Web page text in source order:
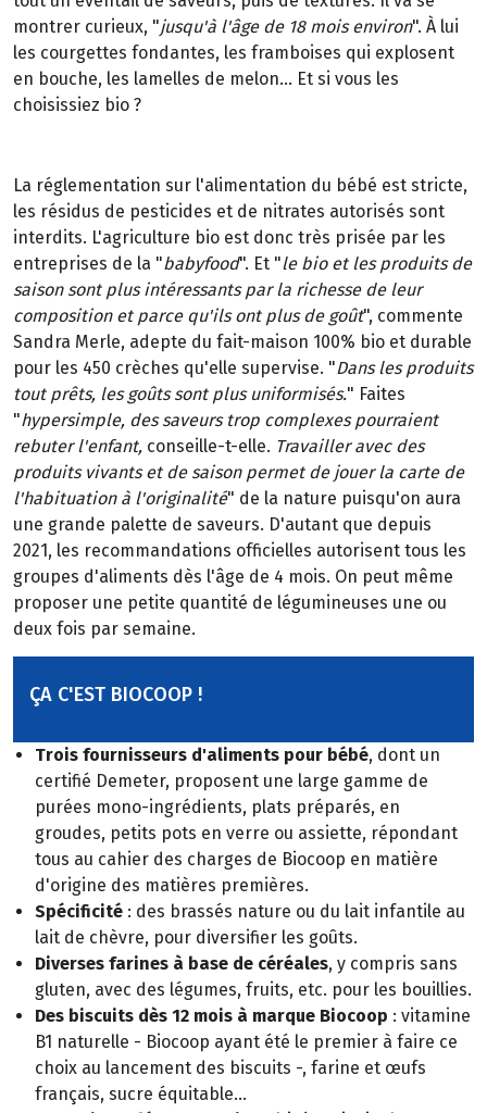
montrer curieux, "jusqu'à l'âge de 18 mois environ". À lui
les courgettes fondantes, les framboises qui explosent
en bouche, les lamelles de melon... Et si vous les
choisissiez bio ?
La réglementation sur l'alimentation du bébé est stricte,
les résidus de pesticides et de nitrates autorisés sont
interdits. L'agriculture bio est donc très prisée par les
entreprises de la "babyfood". Et "le bio et les produits de
saison sont plus intéressants par la richesse de leur
composition et parce qu'ils ont plus de goût", commente
Sandra Merle, adepte du fait-maison 100% bio et durable
pour les 450 crèches qu'elle supervise. "Dans les produits
tout prêts, les goûts sont plus uniformisés." Faites
"hypersimple, des saveurs trop complexes pourraient
rebuter l'enfant, conseille-t-elle. Travailler avec des
produits vivants et de saison permet de jouer la carte de
l'habituation à l'originalité" de la nature puisqu'on aura
une grande palette de saveurs. D'autant que depuis
2021, les recommandations officielles autorisent tous les
groupes d'aliments dès l'âge de 4 mois. On peut même
proposer une petite quantité de légumineuses une ou
deux fois par semaine.
ÇA C'EST BIOCOOP !
Trois fournisseurs d'aliments pour bébé, dont un
certifié Demeter, proposent une large gamme de
purées mono-ingrédients, plats préparés, en
groudes, petits pots en verre ou assiette, répondant
tous au cahier des charges de Biocoop en matière
d'origine des matières premières.
Spécificité : des brassés nature ou du lait infantile au
lait de chèvre, pour diversifier les goûts.
Diverses farines à base de céréales, y compris sans
gluten, avec des légumes, fruits, etc. pour les bouillies.
Des biscuits dès 12 mois à marque Biocoop : vitamine
B1 naturelle - Biocoop ayant été le premier à faire ce
choix au lancement des biscuits -, farine et œufs
français, sucre équitable...